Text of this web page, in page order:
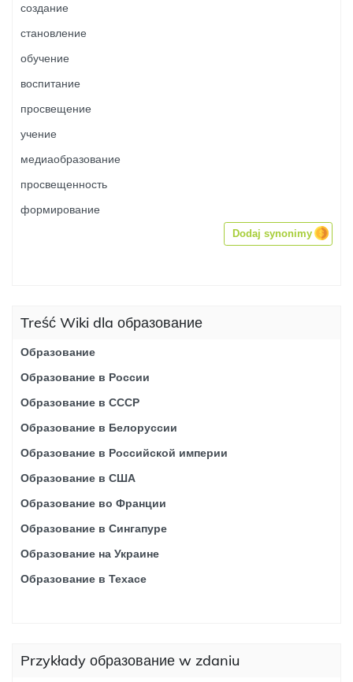
создание
становление
обучение
воспитание
просвещение
учение
медиаобразование
просвещенность
формирование
Dodaj synonimy
Treść Wiki dla образование
Образование
Образование в России
Образование в СССР
Образование в Белоруссии
Образование в Российской империи
Образование в США
Образование во Франции
Образование в Сингапуре
Образование на Украине
Образование в Техасе
Przykłady образование w zdaniu